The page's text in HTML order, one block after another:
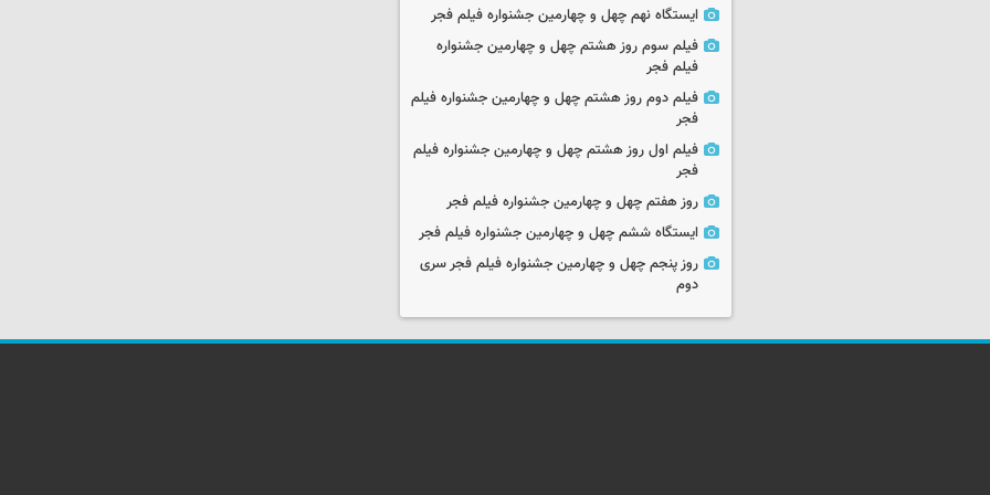
ایستگاه نهم چهل و چهارمین جشنواره فیلم فجر
فیلم سوم روز هشتم چهل و چهارمین جشنواره
فیلم فجر
فیلم دوم روز هشتم چهل و چهارمین جشنواره فیلم
فجر
فیلم اول روز هشتم چهل و چهارمین جشنواره فیلم
فجر
روز هفتم چهل و چهارمین جشنواره فیلم فجر
ایستگاه ششم چهل و چهارمین جشنواره فیلم فجر
روز پنجم چهل و چهارمین جشنواره فیلم فجر سری
دوم